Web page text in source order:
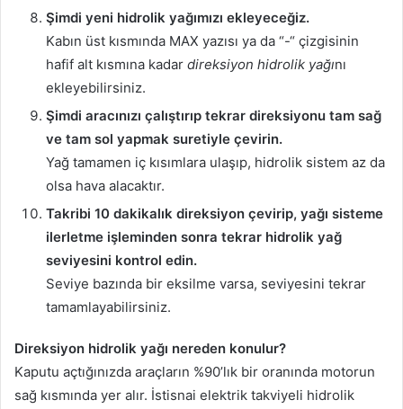
Şimdi yeni hidrolik yağımızı ekleyeceğiz.
Kabın üst kısmında MAX yazısı ya da “-“ çizgisinin
hafif alt kısmına kadar direksiyon hidrolik yağını
ekleyebilirsiniz.
Şimdi aracınızı çalıştırıp tekrar direksiyonu tam sağ
ve tam sol yapmak suretiyle çevirin.
Yağ tamamen iç kısımlara ulaşıp, hidrolik sistem az da
olsa hava alacaktır.
Takribi 10 dakikalık direksiyon çevirip, yağı sisteme
ilerletme işleminden sonra tekrar hidrolik yağ
seviyesini kontrol edin.
Seviye bazında bir eksilme varsa, seviyesini tekrar
tamamlayabilirsiniz.
Direksiyon hidrolik yağı nereden konulur?
Kaputu açtığınızda araçların %90’lık bir oranında motorun
sağ kısmında yer alır. İstisnai elektrik takviyeli hidrolik